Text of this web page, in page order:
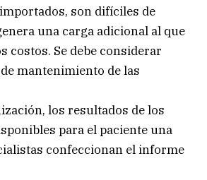
son difíciles de
una carga adicional al que
costos. Se debe considerar
mantenimiento de las
los resultados de los
para el paciente una
confeccionan el informe